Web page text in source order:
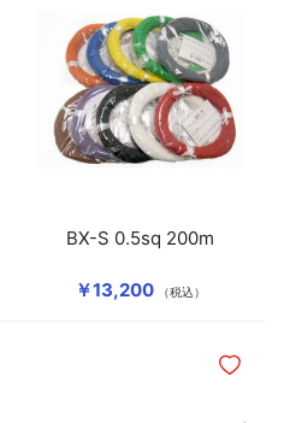
￥13,200 （税込）
BX-S 0.5sq 200m
ものリストに追加 ほしい